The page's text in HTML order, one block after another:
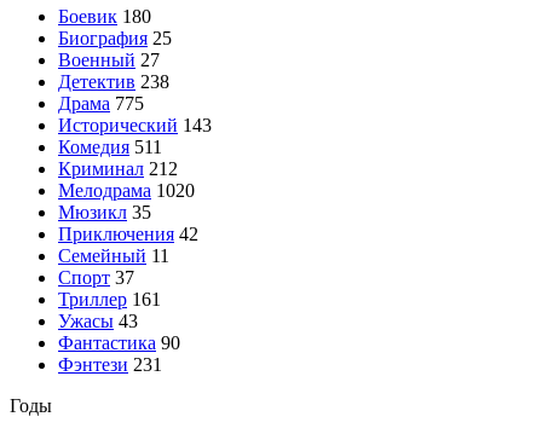
Боевик 180
Биография 25
Военный 27
Детектив 238
Драма 775
Исторический 143
Комедия 511
Криминал 212
Мелодрама 1020
Мюзикл 35
Приключения 42
Семейный 11
Спорт 37
Триллер 161
Ужасы 43
Фантастика 90
Фэнтези 231
Годы